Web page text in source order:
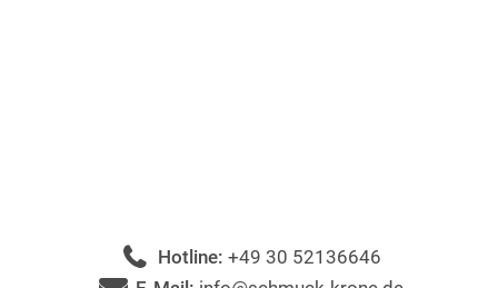
Hotline: +49 30 52136646